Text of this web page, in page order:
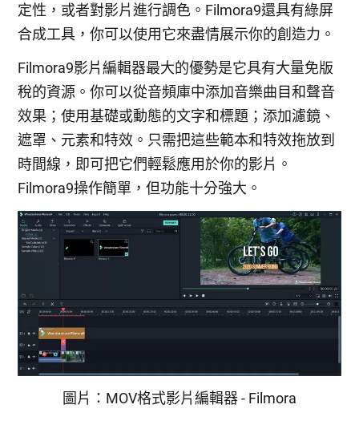
定性，或者對影片進行調色。Filmora9還具有綠屏
合成工具，你可以使用它來盡情展示你的創造力。
Filmora9影片編輯器最大的優勢是它具有大量免版
稅的資源。你可以從音頻庫中添加音樂曲目和聲音
效果；使用基礎或動態的文字和標題；添加濾鏡、
遮罩、元素和特效。只需把這些範本和特效拖放到
時間線，即可把它們輕鬆應用於你的影片。
Filmora9操作簡單，但功能十分強大。
圖片：MOV格式影片編輯器 - Filmora